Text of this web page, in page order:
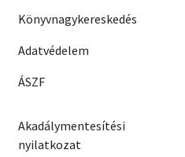
Könyvnagykereskedés
Adatvédelem
ÁSZF
Akadálymentesítési
nyilatkozat